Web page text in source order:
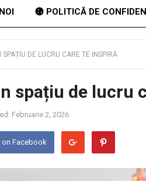
POLITICĂ DE
DE LUCRU CARE TE INSPIRĂ
spațiu de lucru
Februarie 2, 2026
on Facebook